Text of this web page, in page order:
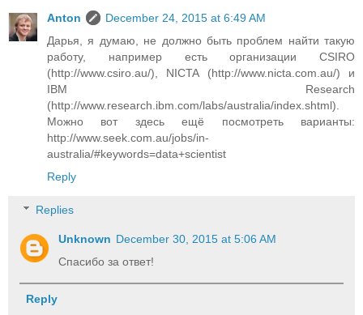
Anton
December 24, 2015 at 6:49 AM
Дарья, я думаю, не должно быть проблем найти такую
работу, например есть организации CSIRO
(http://www.csiro.au/), NICTA (http://www.nicta.com.au/) и
IBM Research
(http://www.research.ibm.com/labs/australia/index.shtml).
Можно вот здесь ещё посмотреть варианты:
http://www.seek.com.au/jobs/in-
australia/#keywords=data+scientist
Reply
Replies
Unknown December 30, 2015 at 5:06 AM
Спасибо за ответ!
Reply